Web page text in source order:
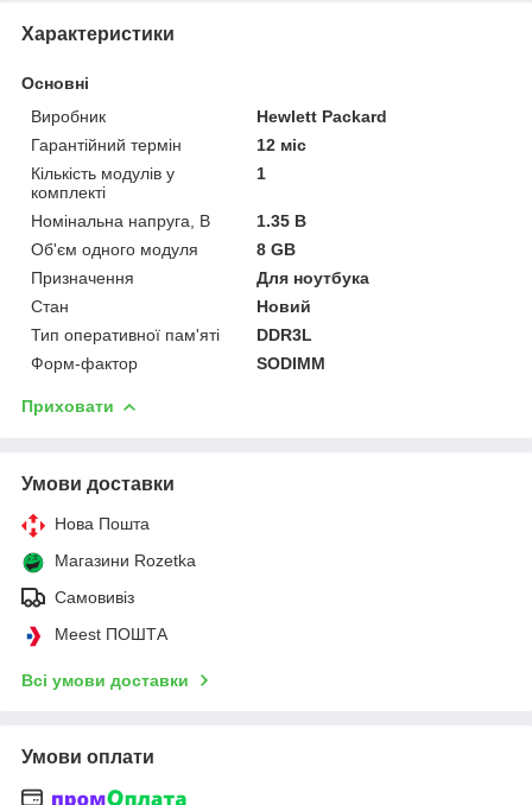
Характеристики
Основні
Виробник
Hewlett Packard
Гарантійний термін
12 міс
Кількість модулів у
комплекті
1
Номінальна напруга, В
1.35 В
Об'єм одного модуля
8 GB
Призначення
Для ноутбука
Стан
Новий
Тип оперативної пам'яті
DDR3L
Форм-фактор
SODIMM
Приховати
Умови доставки
Нова Пошта
Магазини Rozetka
Самовивіз
Meest ПОШТА
Всі умови доставки
Умови оплати